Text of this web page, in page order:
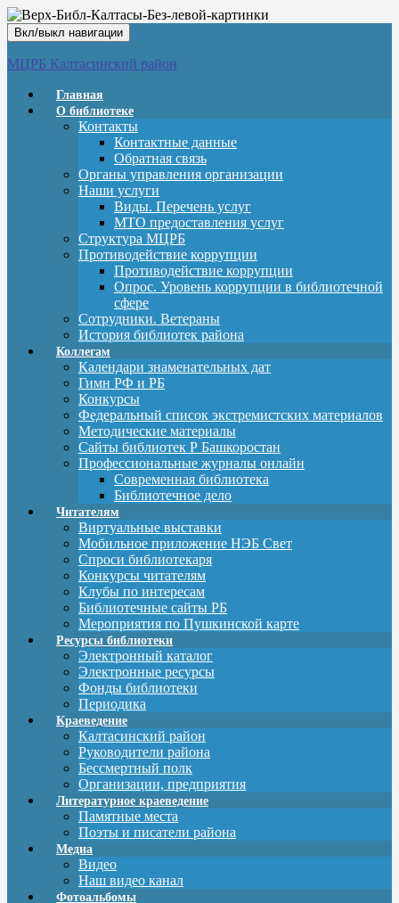
Вкл/выкл навигации
МЦРБ Калтасинский район
Главная
О библиотеке
Контакты
Контактные данные
Обратная связь
Органы управления организации
Наши услуги
Виды. Перечень услуг
МТО предоставления услуг
Структура МЦРБ
Противодействие коррупции
Противодействие коррупции
Опрос. Уровень коррупции в библиотечной
сфере
Сотрудники. Ветераны
История библиотек района
Коллегам
Календари знаменательных дат
Гимн РФ и РБ
Конкурсы
Федеральный список экстремистских материалов
Методические материалы
Сайты библиотек Р Башкоростан
Профессиональные журналы онлайн
Современная библиотека
Библиотечное дело
Читателям
Виртуальные выставки
Мобильное приложение НЭБ Свет
Спроси библиотекаря
Конкурсы читателям
Клубы по интересам
Библиотечные сайты РБ
Мероприятия по Пушкинской карте
Ресурсы библиотеки
Электронный каталог
Электронные ресурсы
Фонды библиотеки
Периодика
Краеведение
Калтасинский район
Руководители района
Бессмертный полк
Организации, предприятия
Литературное краеведение
Памятные места
Поэты и писатели района
Медиа
Видео
Наш видео канал
Фотоальбомы